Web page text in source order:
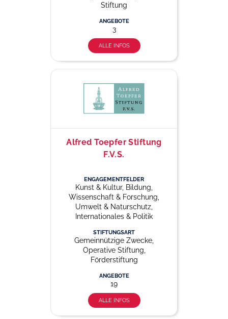
Stiftung
ANGEBOTE
3
ALLE INFOS
Alfred Toepfer Stiftung
F.V.S.
ENGAGEMENTFELDER
Kunst & Kultur, Bildung,
Wissenschaft & Forschung,
Umwelt & Naturschutz,
Internationales & Politik
STIFTUNGSART
Gemeinnützige Zwecke,
Operative Stiftung,
Förderstiftung
ANGEBOTE
19
ALLE INFOS